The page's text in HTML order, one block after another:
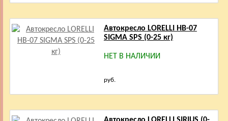
Автокресло LORELLI HB-07
SIGMA SPS (0-25 кг)
НЕТ В НАЛИЧИИ
руб.